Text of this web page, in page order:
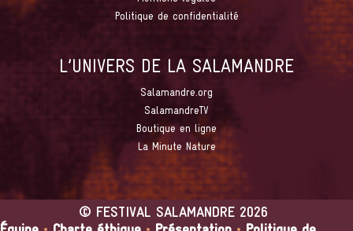
Politique de confidentialité
L’UNIVERS DE LA SALAMANDRE
Salamandre.org
SalamandreTV
Boutique en ligne
La Minute Nature
© FESTIVAL SALAMANDRE 2026